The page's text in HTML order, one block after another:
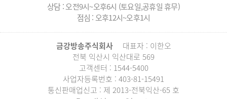
상담 : 오전9시~오후6시 (토요일,공휴일 휴무)
점심 : 오후12시~오후1시
금강방송주식회사
대표자 : 이한오
전북 익산시 익산대로 569
고객센터 : 1544-5400
사업자등록번호 : 403-81-15491
통신판매업신고 : 제 2013-전북익산-65 호